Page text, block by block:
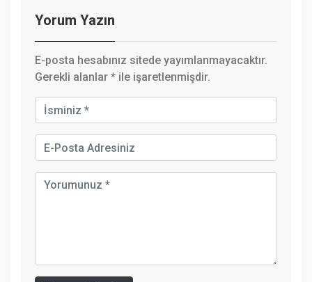
Yorum Yazın
E-posta hesabınız sitede yayımlanmayacaktır.
Gerekli alanlar * ile işaretlenmişdir.